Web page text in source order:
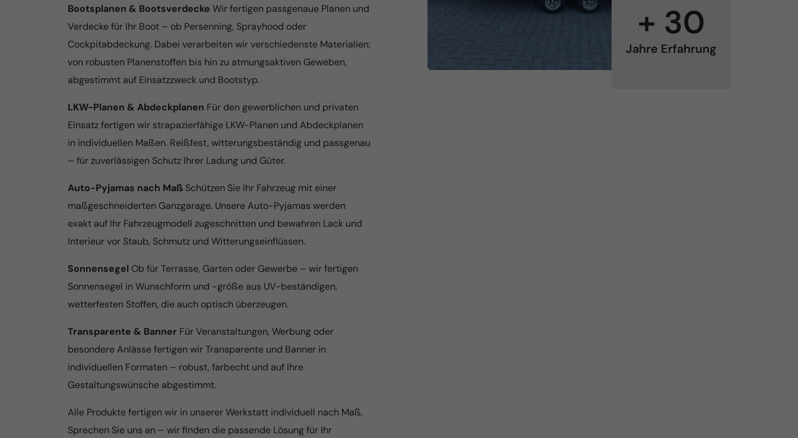
Bootsplanen & Bootsverdecke Wir fertigen passgenaue Planen und
Verdecke für Ihr Boot – ob Persenning, Sprayhood oder
Cockpitabdeckung. Dabei verarbeiten wir verschiedenste Materialien:
von robusten Planenstoffen bis hin zu atmungsaktiven Geweben,
abgestimmt auf Einsatzzweck und Bootstyp.
LKW-Planen & Abdeckplanen Für den gewerblichen und privaten
Einsatz fertigen wir strapazierfähige LKW-Planen und Abdeckplanen
in individuellen Maßen. Reißfest, witterungsbeständig und passgenau
– für zuverlässigen Schutz Ihrer Ladung und Güter.
Auto-Pyjamas nach Maß Schützen Sie Ihr Fahrzeug mit einer
maßgeschneiderten Ganzgarage. Unsere Auto-Pyjamas werden
exakt auf Ihr Fahrzeugmodell zugeschnitten und bewahren Lack und
Interieur vor Staub, Schmutz und Witterungseinflüssen.
Sonnensegel Ob für Terrasse, Garten oder Gewerbe – wir fertigen
Sonnensegel in Wunschform und -größe aus UV-beständigen,
wetterfesten Stoffen, die auch optisch überzeugen.
Transparente & Banner Für Veranstaltungen, Werbung oder
besondere Anlässe fertigen wir Transparente und Banner in
individuellen Formaten – robust, farbecht und auf Ihre
Gestaltungswünsche abgestimmt.
Alle Produkte fertigen wir in unserer Werkstatt individuell nach Maß.
Sprechen Sie uns an – wir finden die passende Lösung für Ihr
+ 30
Jahre Erfahrung